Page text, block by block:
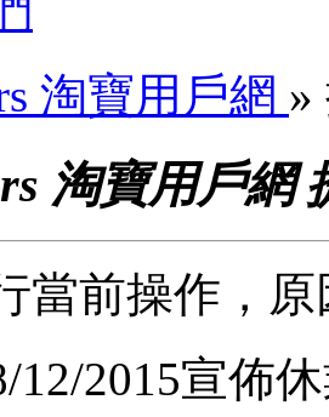
淘寶用戶網 »
淘寶用戶網
當前操作，
12/2015宣佈